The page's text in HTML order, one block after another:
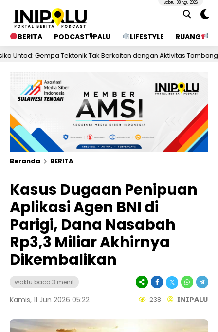
BERITA PODCAST🎙PALU LIFESTYLE RUANG
Sabtu, 08 Agu 2026
Tektonik Tak Berkaitan dengan Aktivitas Tambang Bawah
Beranda BERITA
Kasus Dugaan Penipuan
Aplikasi Agen BNI di
Parigi, Dana Nasabah
Rp3,3 Miliar Akhirnya
Dikembalikan
waktu baca 3 menit
Kamis, 11 Jun 2026 05:22 238 𝗜𝗡𝗜𝗣𝗔𝗟𝗨